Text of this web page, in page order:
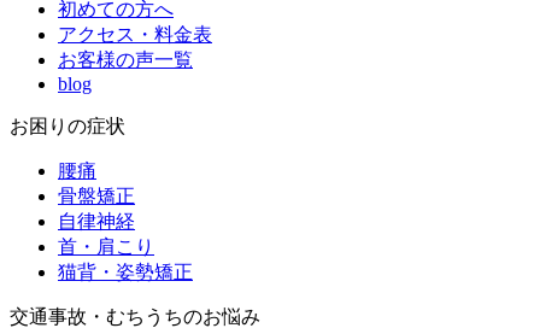
初めての方へ
アクセス・料金表
お客様の声一覧
blog
お困りの症状
腰痛
骨盤矯正
自律神経
首・肩こり
猫背・姿勢矯正
交通事故・むちうちのお悩み